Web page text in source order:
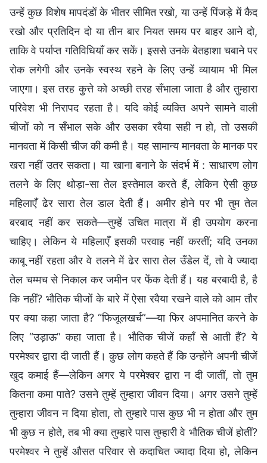
उन्हें कुछ विशेष मापदंडों के भीतर सीमित रखो, या उन्हें पिंजड़े में कैद
रखो और प्रतिदिन दो या तीन बार नियत समय पर बाहर आने दो,
ताकि वे पर्याप्त गतिविधियाँ कर सकें। इससे उनके बेतहाशा चबाने पर
रोक लगेगी और उनके स्वस्थ रहने के लिए उन्हें व्यायाम भी मिल
जाएगा। इस तरह कुत्ते को अच्छी तरह सँभाला जाता है और तुम्हारा
परिवेश भी निरापद रहता है। यदि कोई व्यक्ति अपने सामने वाली
चीजों को न सँभाल सके और उसका रवैया सही न हो, तो उसकी
मानवता में किसी चीज की कमी है। यह सामान्य मानवता के मानक पर
खरा नहीं उतर सकता। या खाना बनाने के संदर्भ में : साधारण लोग
तलने के लिए थोड़ा-सा तेल इस्तेमाल करते हैं, लेकिन ऐसी कुछ
महिलाएँ ढेर सारा तेल डाल देती हैं। अमीर होने पर भी तुम तेल
बरबाद नहीं कर सकते—तुम्हें उचित मात्रा में ही उपयोग करना
चाहिए। लेकिन ये महिलाएँ इसकी परवाह नहीं करतीं; यदि उनका
काबू नहीं रहता और वे तलने में ढेर सारा तेल उँडेल दें, तो वे ज्यादा
तेल चम्मच से निकाल कर जमीन पर फेंक देती हैं। यह बरबादी है, है
कि नहीं? भौतिक चीजों के बारे में ऐसा रवैया रखने वाले को आम तौर
पर क्या कहा जाता है? “फिजूलखर्च”—या फिर अपमानित करने के
लिए “उड़ाऊ” कहा जाता है। भौतिक चीजें कहाँ से आती हैं? ये
परमेश्वर द्वारा दी जाती हैं। कुछ लोग कहते हैं कि उन्होंने अपनी चीजें
खुद कमाई हैं—लेकिन अगर ये परमेश्वर द्वारा न दी जातीं, तो तुम
कितना कमा पाते? उसने तुम्हें तुम्हारा जीवन दिया। अगर उसने तुम्हें
तुम्हारा जीवन न दिया होता, तो तुम्हारे पास कुछ भी न होता और तुम
भी कुछ न होते, तब भी क्या तुम्हारे पास तुम्हारी वे भौतिक चीजें होतीं?
परमेश्वर ने तुम्हें औसत परिवार से कदाचित ज्यादा दिया हो, लेकिन